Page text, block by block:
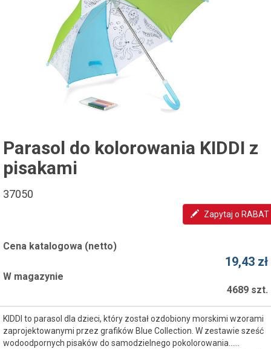
Parasol do kolorowania KIDDI z
pisakami
37050
Zapytaj o RABAT
Cena katalogowa (netto)
19,43 zł
W magazynie
4689 szt.
KIDDI to parasol dla dzieci, który został ozdobiony morskimi wzorami
zaprojektowanymi przez grafików Blue Collection. W zestawie sześć
wodoodpornych pisaków do samodzielnego pokolorowania...…